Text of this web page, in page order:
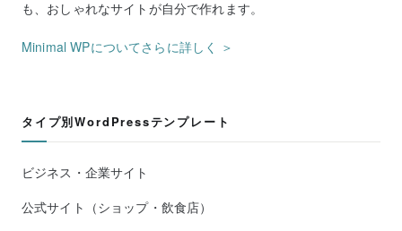
も、おしゃれなサイトが自分で作れます。
Minimal WPについてさらに詳しく ＞
タイプ別WordPressテンプレート
ビジネス・企業サイト
公式サイト（ショップ・飲食店）